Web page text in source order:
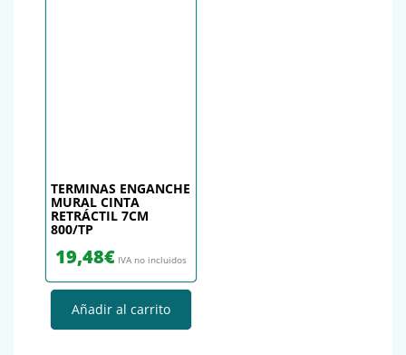
TERMINAS ENGANCHE
MURAL CINTA
RETRÁCTIL 7CM
800/TP
19,48€ IVA no incluidos
Añadir al carrito